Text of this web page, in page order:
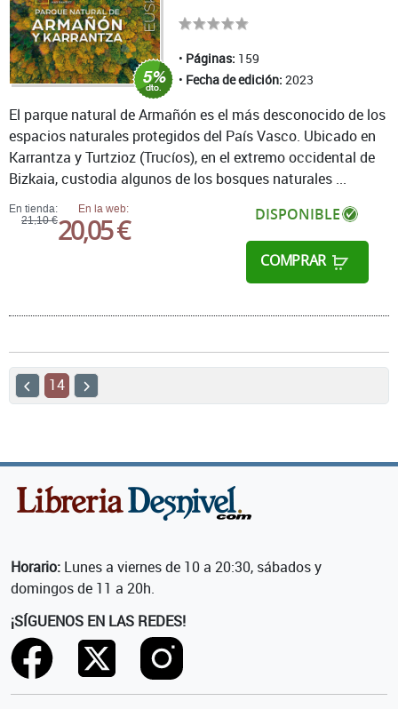
Páginas: 159
Fecha de edición: 2023
En tienda:
21,10 €
En la web:
20,05 € DISPONIBLE
COMPRAR
El parque natural de Armañón es el más desconocido de los
espacios naturales protegidos del País Vasco. Ubicado en
Karrantza y Turtzioz (Trucíos), en el extremo occidental de
Bizkaia, custodia algunos de los bosques naturales ...
14
Horario: Lunes a viernes de 10 a 20:30, sábados y
domingos de 11 a 20h.
¡SÍGUENOS EN LAS REDES!